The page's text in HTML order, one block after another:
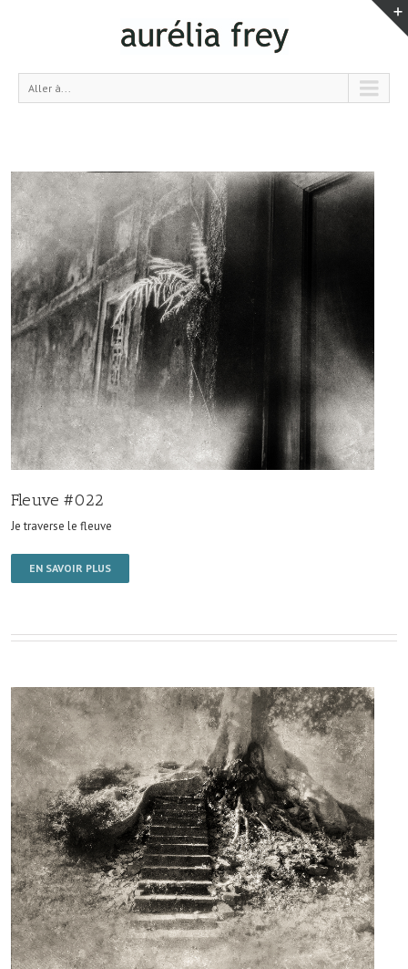
Aller à...
Fleuve #022
Je traverse le fleuve
EN SAVOIR PLUS